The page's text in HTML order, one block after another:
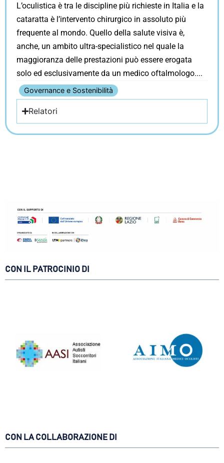
L’oculistica è tra le discipline più richieste in Italia e la
cataratta è l’intervento chirurgico in assoluto più
frequente al mondo. Quello della salute visiva è,
anche, un ambito ultra-specialistico nel quale la
maggioranza delle prestazioni può essere erogata
solo ed esclusivamente da un medico oftalmologo.
Governance e Sostenibilità
Relatori
CON IL PATROCINIO DI
CON LA COLLABORAZIONE DI